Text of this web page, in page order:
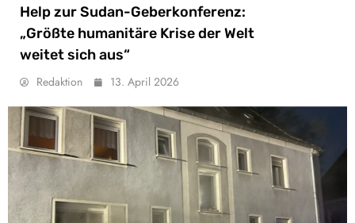
Help zur Sudan-Geberkonferenz:
„Größte humanitäre Krise der Welt
weitet sich aus“
Redaktion 13. April 2026